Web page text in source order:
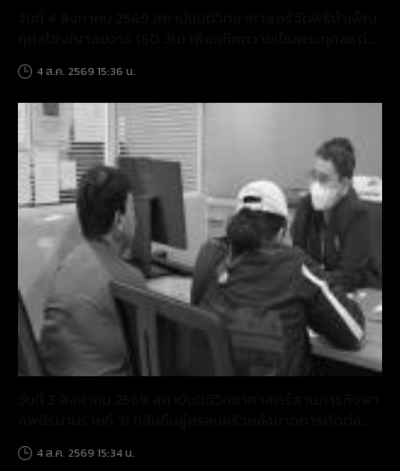
สมเด็จพระเจ้าลูกเธอ เจ้าฟ้าพัชรกิติยาภาฯ
4 ส.ค. 2569 15:36 น.
นานกว่า 10 ปี
4 ส.ค. 2569 15:34 น.